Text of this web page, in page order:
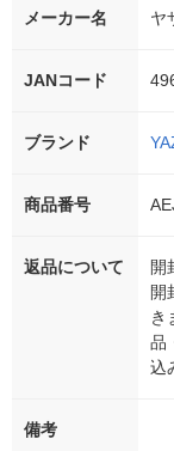
メーカー名 ヤ
JANコード
ブランド
商品番号
返品について
開
開
き
品
込
備考